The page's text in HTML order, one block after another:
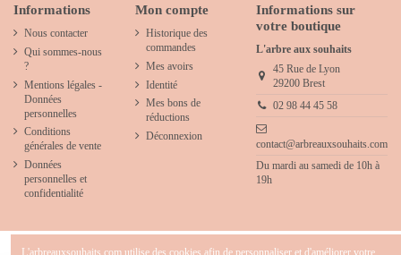
Informations
Nous contacter
Qui sommes-nous
?
Mentions légales -
Données
personnelles
Conditions
générales de vente
Données
personnelles et
confidentialité
Mon compte
Historique des
commandes
Mes avoirs
Identité
Mes bons de
réductions
Déconnexion
Informations sur
votre boutique
L'arbre aux souhaits
45 Rue de Lyon
29200 Brest
02 98 44 45 58
contact@arbreauxsouhaits.com
Du mardi au samedi de 10h à
19h